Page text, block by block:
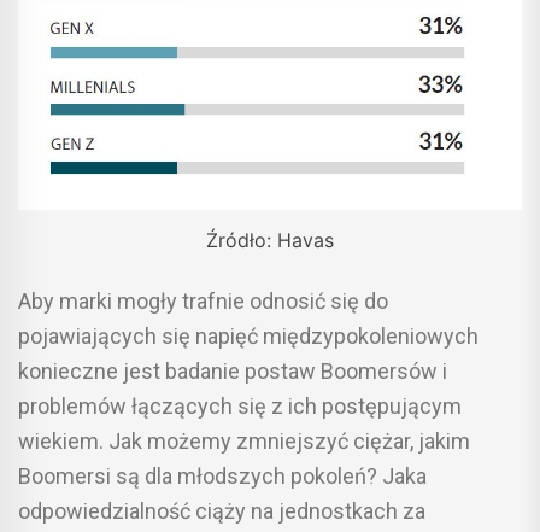
Źródło: Havas
Aby marki mogły trafnie odnosić się do
pojawiających się napięć międzypokoleniowych
konieczne jest badanie postaw Boomersów i
problemów łączących się z ich postępującym
wiekiem. Jak możemy zmniejszyć ciężar, jakim
Boomersi są dla młodszych pokoleń? Jaka
odpowiedzialność ciąży na jednostkach za